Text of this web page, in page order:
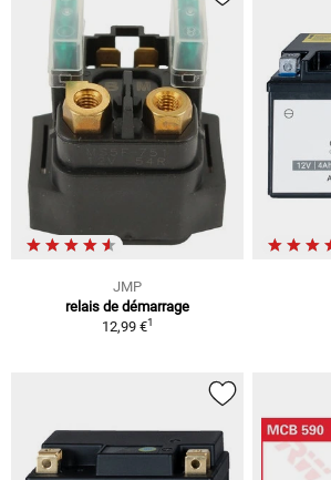
JMP
relais de démarrage
12,99 €1